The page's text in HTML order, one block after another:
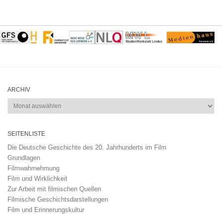
ARCHIV
Archiv
SEITENLISTE
Die Deutsche Geschichte des 20. Jahrhunderts im Film
Grundlagen
Filmwahrnehmung
Film und Wirklichkeit
Zur Arbeit mit filmischen Quellen
Filmische Geschichtsdarstellungen
Film und Erinnerungskultur